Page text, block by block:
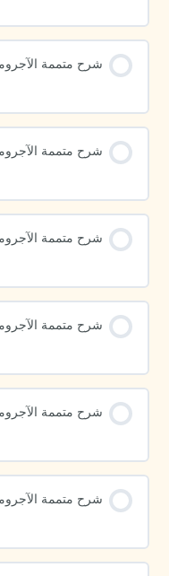
شرح متممة
شرح متممة
شرح متممة
شرح متممة
شرح متممة
شرح متممة